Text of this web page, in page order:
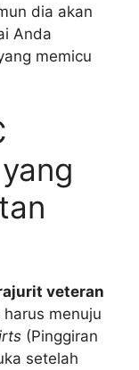
dia akan
Anda
memicu
veteran
harus menuju
(Pinggiran
setelah